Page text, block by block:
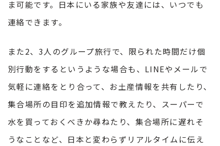
ま可能です。日本にいる家族や友達には、いつでも
連絡できます。
また2、3人のグループ旅行で、限られた時間だけ個
別行動をするというような場合も、LINEやメールで
気軽に連絡をとり合って、お土産情報を共有したり、
集合場所の目印を追加情報で教えたり、スーパーで
水を買っておくべきか尋ねたり、集合場所に遅れそ
うなことなど、日本と変わらずリアルタイムに伝え